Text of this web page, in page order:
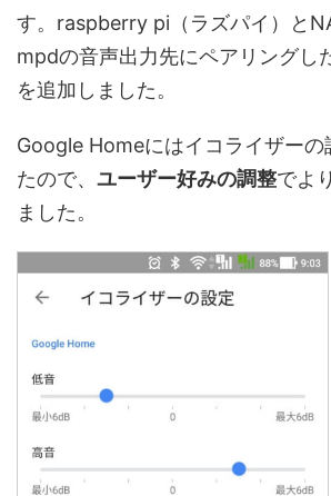
す。raspberry pi（ラズパイ）と
mpdの音声出力先にペアリングし
を追加しました。
Google Homeにはイコライザーの
たので、 ユーザー好みの調整でよ
ました。